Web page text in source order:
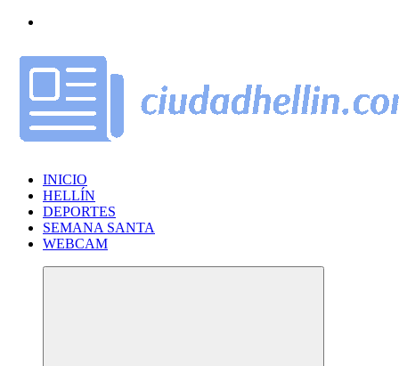
Saltar
contenido
INICIO
HELLÍN
DEPORTES
SEMANA SANTA
WEBCAM